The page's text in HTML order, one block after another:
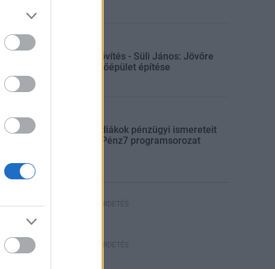
Paksi bővítés - Süli János: Jövőre
indul a főépület építése
Indul a diákok pénzügyi ismereteit
erősítő Pénz7 programsorozat
HIRDETÉS
HIRDETÉS